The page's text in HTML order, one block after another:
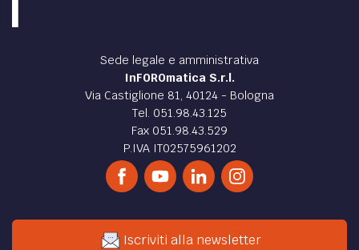
Sede legale e amministrativa
InFOROmatica S.r.l.
Via Castiglione 81, 40124 - Bologna
Tel. 051.98.43.125
Fax 051.98.43.529
P.IVA IT02575961202
Iscriviti alla newsletter